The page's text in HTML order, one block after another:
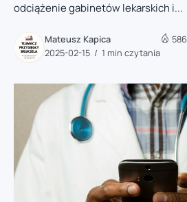
odciążenie gabinetów lekarskich i...
Mateusz Kapica
2025-02-15
1 min czytania
586